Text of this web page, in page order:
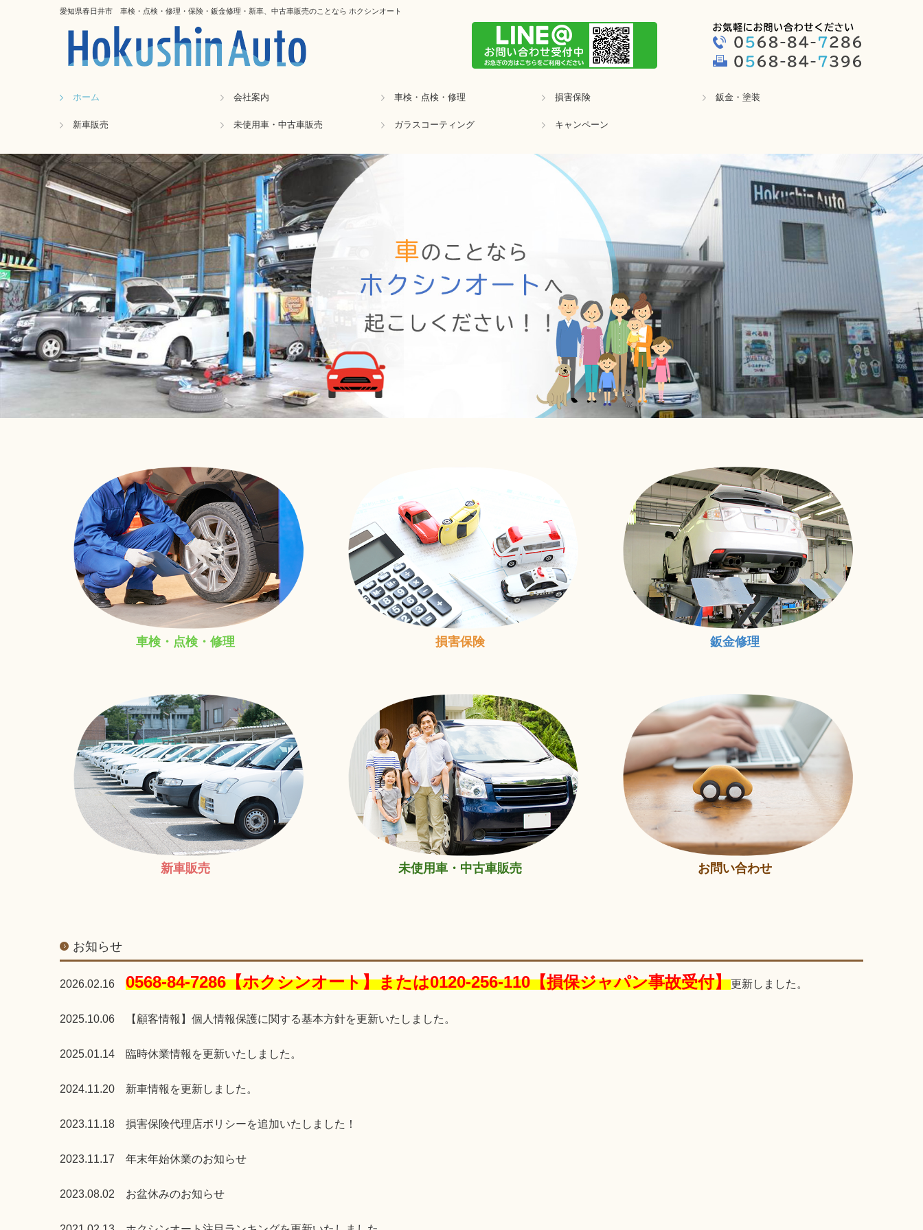
愛知県春日井市 車検・点検・修理・保険・鈑金修理・新車、中古車販売のことなら ホクシンオート
ホーム 会社案内 車検・点検・修理 損害保険 鈑金・塗装
新車販売 未使用車・中古車販売 ガラスコーティング キャンペーン
車検・点検・修理 損害保険 鈑金修理
新車販売 未使用車・中古車販売 お問い合わせ
お知らせ
2026.02.16 0568-84-7286【ホクシンオート】または0120-256-110【損保ジャパン事故受付】更新しました。
2025.10.06 【顧客情報】個人情報保護に関する基本方針を更新いたしました。
2025.01.14 臨時休業情報を更新いたしました。
2024.11.20 新車情報を更新しました。
2023.11.18 損害保険代理店ポリシーを追加いたしました！
2023.11.17 年末年始休業のお知らせ
2023.08.02 お盆休みのお知らせ